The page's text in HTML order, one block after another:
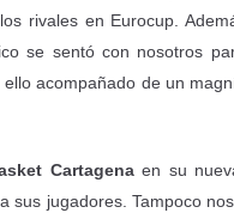
rivales en Eurocup.
se sentó con nosotros
acompañado de un
Cartagenaen su
sus jugadores. Tampoco